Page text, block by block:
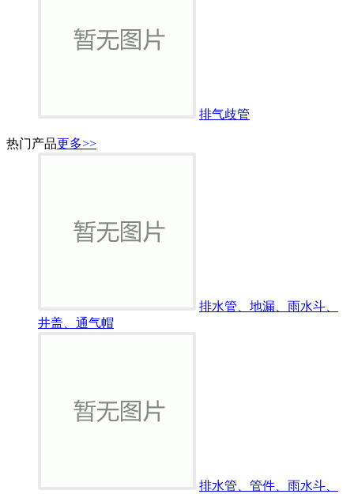
排气歧管
热门产品更多>>
排水管、地漏、雨水斗、
井盖、通气帽
排水管、管件、雨水斗、